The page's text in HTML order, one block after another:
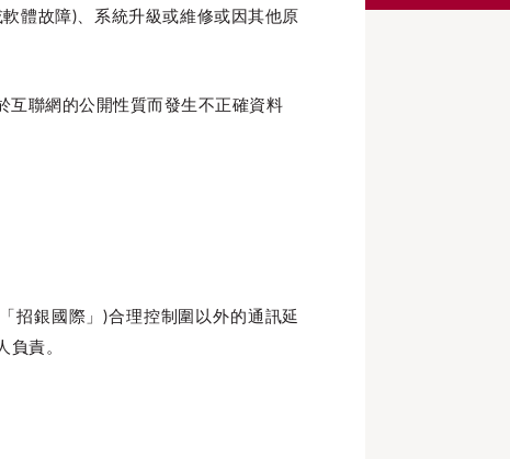
體故障)、系統升級或維修或因其他原
互聯網的公開性質而發生不正確資料
招銀國際」)合理控制圍以外的通訊延
負責。